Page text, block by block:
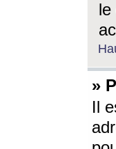
le
»
Il